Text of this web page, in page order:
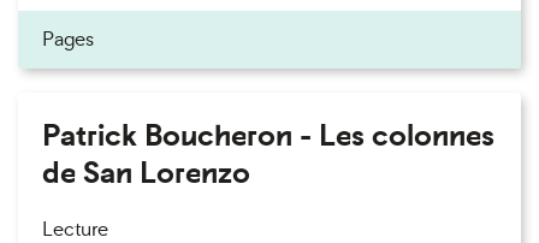
Pages
Patrick Boucheron - Les colonnes
de San Lorenzo
Lecture